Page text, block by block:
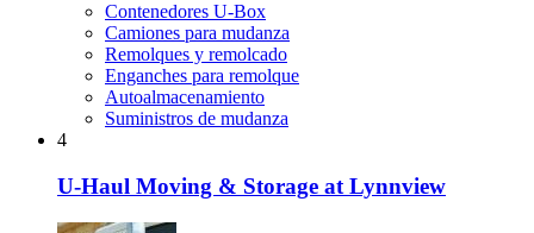
Contenedores U-Box
Camiones para mudanza
Remolques y remolcado
Enganches para remolque
Autoalmacenamiento
Suministros de mudanza
4
U-Haul Moving & Storage at Lynnview